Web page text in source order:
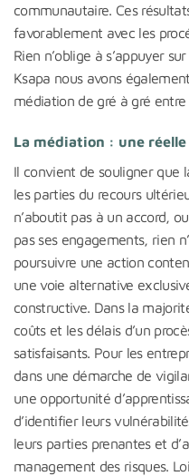
communautaire. Ces
favorablement avec les
Rien n’oblige à s’appuyer
Ksapa nous avons
médiation de gré à gré
La médiation : une
Il convient de souligner que
les parties du recours
n’aboutit pas à un accord,
pas ses engagements, rien
poursuivre une action
une voie alternative
constructive. Dans la
coûts et les délais d’un
satisfaisants. Pour les
dans une démarche de
une opportunité
d’identifier leurs
leurs parties prenantes et
management des risques.